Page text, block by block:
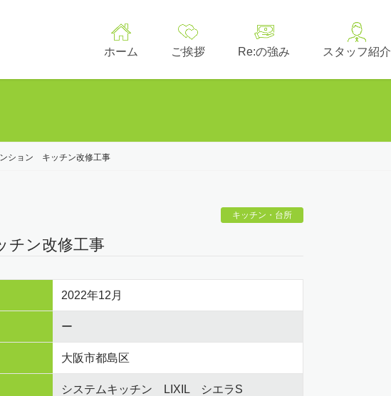
ホーム ご挨拶 Re:の強み スタッフ紹介
ション キッチン改修工事
キッチン・台所
チン改修工事
2022年12月
ー
大阪市都島区
システムキッチン LIXIL シエラS